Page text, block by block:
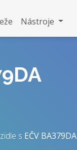
Nástroje
s EČV BA379DA